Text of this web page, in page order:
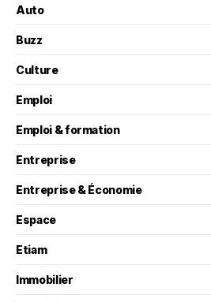
Auto
Buzz
Culture
Emploi
Emploi & formation
Entreprise
Entreprise & Économie
Espace
Etiam
Immobilier